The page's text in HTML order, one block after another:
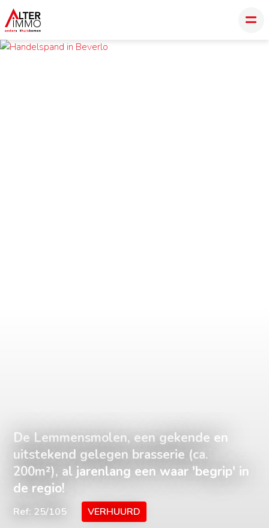
De Lemmensmolen, een gekende en
uitstekend gelegen brasserie (ca.
200m²), al jarenlang een waar 'begrip' in
de regio!
Ref: 25/105 VERHUURD